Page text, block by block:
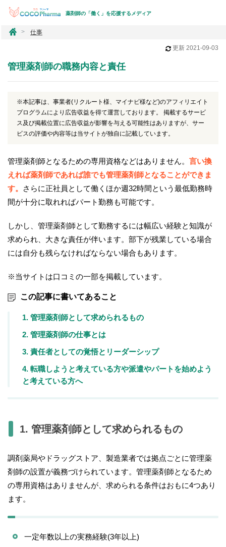
薬剤師の「働く」を応援するメディア
コ
ー
仕事
更新 2021-09-03
管理薬剤師の職務内容と責任
※本記事は、事業者(リクルート様、マイナビ様など)のアフィリエイト
プログラムにより広告収益を得て運営しております。 掲載するサービ
ス及び掲載位置に広告収益が影響を与える可能性はありますが、サー
ビスの評価や内容等は当サイトが独自に記載しています。
管理薬剤師となるための専用資格などはありません。 言い換
えれば薬剤師であれば誰でも管理薬剤師となることができま
す。
さらに正社員として働くほか週32時間という最低勤務時
間が十分に取れればパート勤務も可能です。
しかし、管理薬剤師として勤務するには幅広い経験と知識が
求められ、大きな責任が伴います。部下が残業している場合
には自分も残らなければならない場合もあります。
※当サイトは口コミの一部を掲載しています。
この記事に書いてあること
1. 管理薬剤師として求められるもの
2. 管理薬剤師の仕事とは
3. 責任者としての覚悟とリーダーシップ
4. 転職しようと考えている方や派遣やパートを始めよう
と考えている方へ
1. 管理薬剤師として求められるもの
調剤薬局やドラッグストア、製造業者では拠点ごとに管理薬
剤師の設置が義務づけられています。管理薬剤師となるため
の専用資格はありませんが、求められる条件はおもに4つあり
ます。
一定年数以上の実務経験(3年以上)